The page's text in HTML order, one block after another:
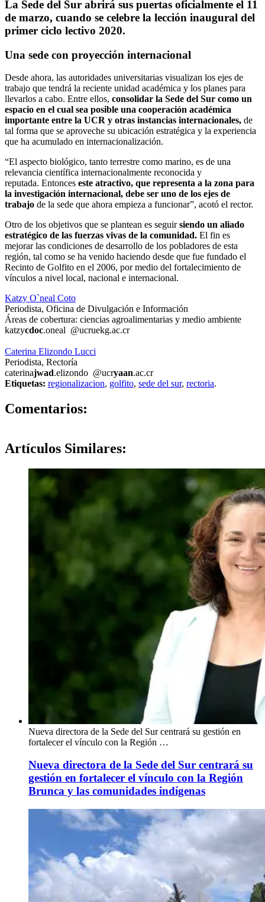
La Sede del Sur abrirá sus puertas oficialmente el 11
de marzo, cuando se celebre la lección inaugural del
primer ciclo lectivo 2020.
Una sede con proyección internacional
Desde ahora, las autoridades universitarias visualizan los ejes de
trabajo que tendrá la reciente unidad académica y los planes para
llevarlos a cabo. Entre ellos, consolidar la Sede del Sur como un
espacio en el cual sea posible una cooperación académica
importante entre la UCR y otras instancias internacionales, de
tal forma que se aproveche su ubicación estratégica y la experiencia
que ha acumulado en internacionalización.
“El aspecto biológico, tanto terrestre como marino, es de una
relevancia científica internacionalmente reconocida y
reputada. Entonces este atractivo, que representa a la zona para
la investigación internacional, debe ser uno de los ejes de
trabajo de la sede que ahora empieza a funcionar”, acotó el rector.
Otro de los objetivos que se plantean es seguirsiendo un aliado
estratégico de las fuerzas vivas de la comunidad. El fin es
mejorar las condiciones de desarrollo de los pobladores de esta
región, tal como se ha venido haciendo desde que fue fundado el
Recinto de Golfito en el 2006, por medio del fortalecimiento de
vínculos a nivel local, nacional e internacional.
Katzy O`neal Coto
Periodista, Oficina de Divulgación e Información
Áreas de cobertura: ciencias agroalimentarias y medio ambiente
katzycdoc.oneal @ucruekg.ac.cr
Caterina Elizondo Lucci
Periodista, Rectoría
caterinajwad.elizondo @ucryaan.ac.cr
Etiquetas: regionalizacion, golfito, sede del sur, rectoria.
Comentarios:
Artículos Similares:
Nueva directora de la Sede del Sur centrará su gestión en
fortalecer el vínculo con la Región …
Nueva directora de la Sede del Sur centrará su
gestión en fortalecer el vínculo con la Región
Brunca y las comunidades indígenas